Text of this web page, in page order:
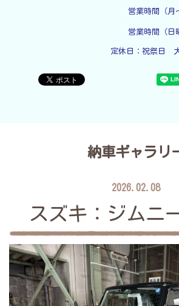
営業時間（月
営業時間（日
定休日： 祝祭日　
納車ギャラリ
2026.02.08
スズキ：ジムニ